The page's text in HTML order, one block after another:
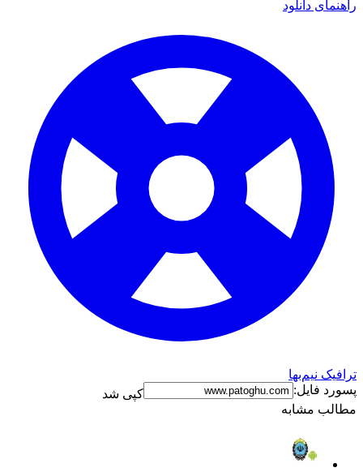
راهنمای دانلود
ترافیک نیم‌بها
پسورد فایل:
کپی شد
مطالب مشابه